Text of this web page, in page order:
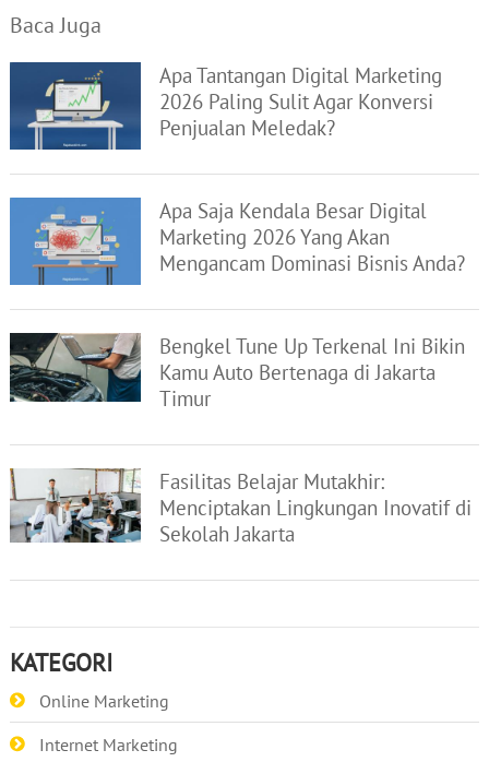
Baca Juga
Apa Tantangan Digital Marketing
2026 Paling Sulit Agar Konversi
Penjualan Meledak?
Apa Saja Kendala Besar Digital
Marketing 2026 Yang Akan
Mengancam Dominasi Bisnis Anda?
Bengkel Tune Up Terkenal Ini Bikin
Kamu Auto Bertenaga di Jakarta
Timur
Fasilitas Belajar Mutakhir:
Menciptakan Lingkungan Inovatif di
Sekolah Jakarta
KATEGORI
Online Marketing
Internet Marketing